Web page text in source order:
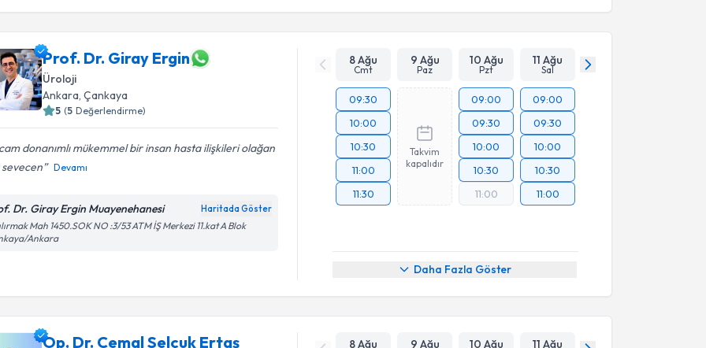
Prof. Dr. Giray Ergin
Üroloji
Ankara ,Çankaya
5 (5 Değerlendirme)
donanımlı mükemmel bir insan hasta ilişkileri olağan
sevecen
Devamı
Dr. Giray Ergin Muayenehanesi Haritada Göster
Mah 1450.SOK NO :3/53 ATM İŞ Merkezi 11.kat A Blok
Ankara
8 Ağu
Cmt
9 Ağu
Paz
10 Ağu
Pzt
11 Ağu
Sal
09:30
10:00
10:30
11:00
11:30
Takvim
kapalıdır
09:00
09:30
10:00
10:30
11:00
09:00
09:30
10:00
10:30
11:00
Daha Fazla Göster
Op. Dr. Cemal Selçuk Ertaş 8 Ağu 9 Ağu 10 Ağu 11 Ağu